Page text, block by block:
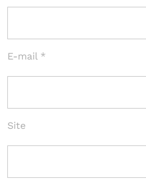
E-mail *
Site